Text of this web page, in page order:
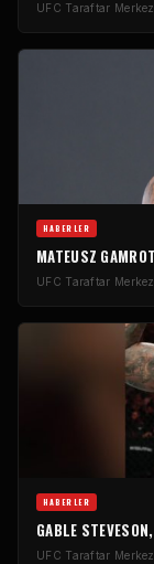
UFC Taraftar
HABERLER
MATEUSZ
UFC Taraftar
HABERLER
GABLE
UFC Taraftar